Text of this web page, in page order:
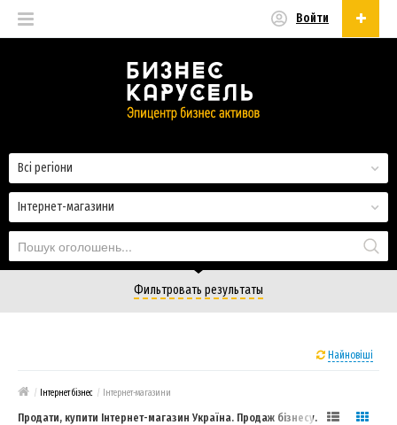
Войти
Інтернет-магазини
Всі регіони
Фильтровать результаты
Найновіші
/ Інтернет бізнес / Інтернет-магазини
Продати, купити Інтернет-магазин Україна. Продаж бізнесу.